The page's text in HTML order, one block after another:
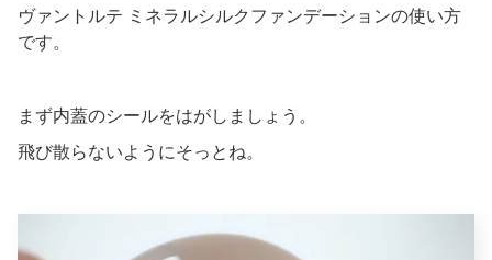
ヴァントルテ ミネラルシルクファンデーションの使い方
です。
まず内蓋のシールをはがしましょう。
飛び散らないようにそっとね。